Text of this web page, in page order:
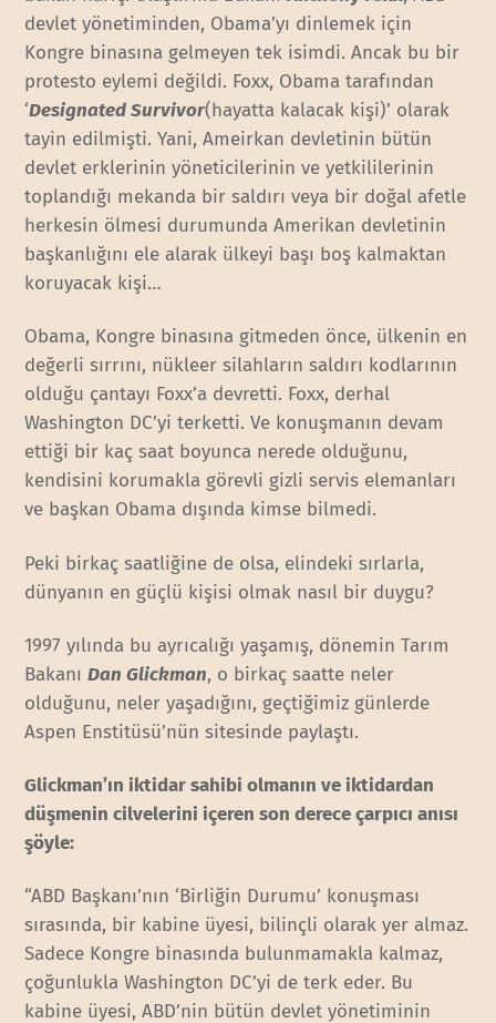
devlet yönetiminden, Obama’yı dinlemek için
Kongre binasına gelmeyen tek isimdi. Ancak bu bir
protesto eylemi değildi. Foxx, Obama tarafından
‘Designated Survivor(hayatta kalacak kişi)’ olarak
tayin edilmişti. Yani, Ameirkan devletinin bütün
devlet erklerinin yöneticilerinin ve yetkililerinin
toplandığı mekanda bir saldırı veya bir doğal afetle
herkesin ölmesi durumunda Amerikan devletinin
başkanlığını ele alarak ülkeyi başı boş kalmaktan
koruyacak kişi…
Obama, Kongre binasına gitmeden önce, ülkenin en
değerli sırrını, nükleer silahların saldırı kodlarının
olduğu çantayı Foxx’a devretti. Foxx, derhal
Washington DC’yi terketti. Ve konuşmanın devam
ettiği bir kaç saat boyunca nerede olduğunu,
kendisini korumakla görevli gizli servis elemanları
ve başkan Obama dışında kimse bilmedi.
Peki birkaç saatliğine de olsa, elindeki sırlarla,
dünyanın en güçlü kişisi olmak nasıl bir duygu?
1997 yılında bu ayrıcalığı yaşamış, dönemin Tarım
BakanıDan Glickman, o birkaç saatte neler
olduğunu, neler yaşadığını, geçtiğimiz günlerde
Aspen Enstitüsü’nün sitesinde paylaştı.
Glickman’ın iktidar sahibi olmanın ve iktidardan
düşmenin cilvelerini içeren son derece çarpıcı anısı
şöyle:
“ABD Başkanı’nın ‘Birliğin Durumu’ konuşması
sırasında, bir kabine üyesi, bilinçli olarak yer almaz.
Sadece Kongre binasında bulunmamakla kalmaz,
çoğunlukla Washington DC’yi de terk eder. Bu
kabine üyesi, ABD’nin bütün devlet yönetiminin